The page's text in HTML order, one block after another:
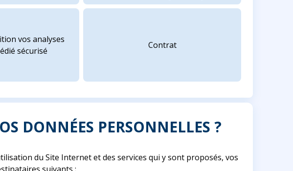
vos analyses
sécurisé
Contrat
DONNÉES PERSONNELLES ?
du Site Internet et des services qui y sont proposés, vos